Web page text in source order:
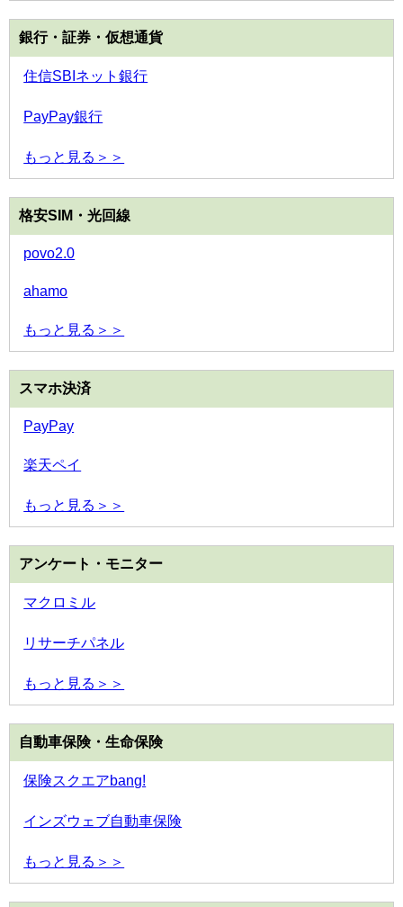
銀行・証券・仮想通貨
住信SBIネット銀行
PayPay銀行
もっと見る＞＞
格安SIM・光回線
povo2.0
ahamo
もっと見る＞＞
スマホ決済
PayPay
楽天ペイ
もっと見る＞＞
アンケート・モニター
マクロミル
リサーチパネル
もっと見る＞＞
自動車保険・生命保険
保険スクエアbang!
インズウェブ自動車保険
もっと見る＞＞